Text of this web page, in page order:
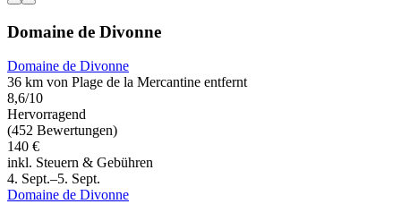
Domaine de Divonne
Domaine de Divonne
36 km von Plage de la Mercantine entfernt
8,6/10
Hervorragend
(452 Bewertungen)
140 €
inkl. Steuern & Gebühren
4. Sept.–5. Sept.
Domaine de Divonne